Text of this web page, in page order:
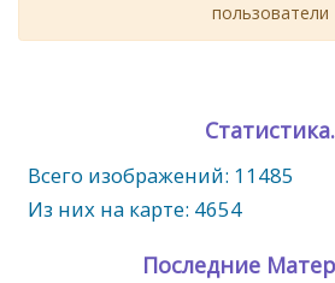
пользователи
Статистика.
Всего изображений: 11485
Из них на карте: 4654
Последние